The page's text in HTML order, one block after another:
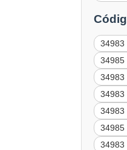
34983
34985
34983
34983
34983
34985
34983